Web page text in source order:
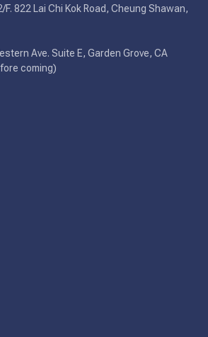
822 Lai Chi Kok Road, Cheung Shawan,
Ave. Suite E, Garden Grove, CA
coming)